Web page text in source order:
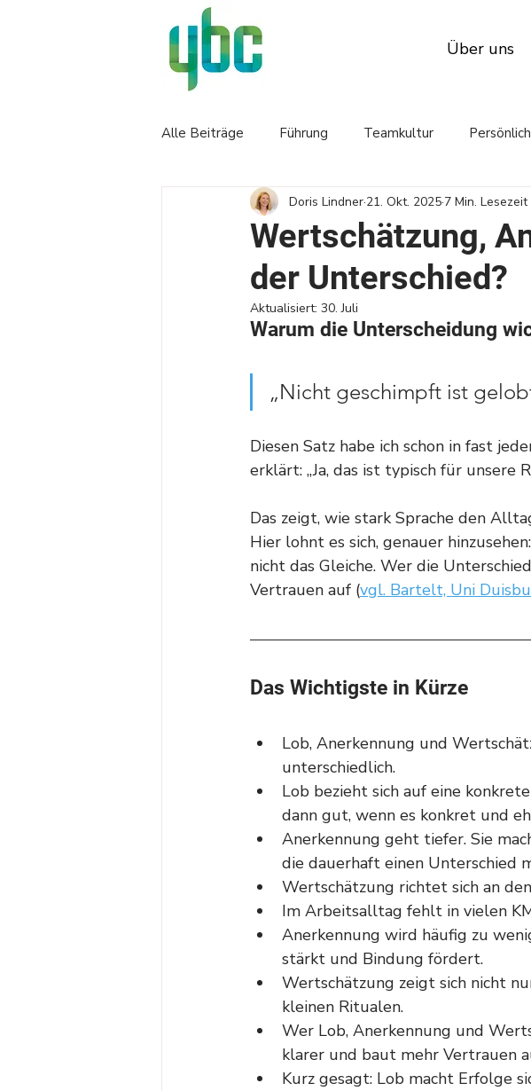
Über uns
Alle Beiträge Führung Teamkultur
Wertschätzung,
der Unterschied?
Doris Lindner 21. Okt. 2025 7 Min. Lesezeit
Aktualisiert: 30. Juli
Warum die Unterscheidung
„Nicht geschimpft ist
Diesen Satz habe ich schon in fast
erklärt: „Ja, das ist typisch für unsere
Das zeigt, wie stark Sprache den
Hier lohnt es sich, genauer
nicht das Gleiche. Wer die
Vertrauen auf (vgl. Bartelt, Uni
Das Wichtigste in Kürze
Lob, Anerkennung und
unterschiedlich.
Lob bezieht sich auf eine
dann gut, wenn es konkret und
Anerkennung geht tiefer. Sie
die dauerhaft einen Unterschied
Wertschätzung richtet sich an
Im Arbeitsalltag fehlt in vielen
Anerkennung wird häufig zu
stärkt und Bindung fördert.
Wertschätzung zeigt sich nicht
kleinen Ritualen.
Wer Lob, Anerkennung und
klarer und baut mehr Vertrauen
Kurz gesagt: Lob macht Erfolge